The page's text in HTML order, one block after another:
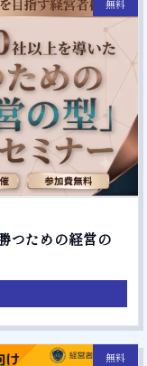
無料
つための経営の
無料